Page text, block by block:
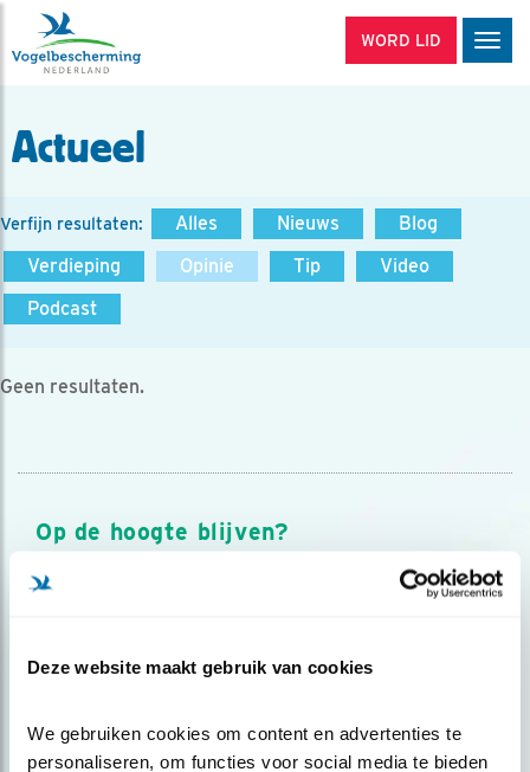
Deze website maakt gebruik van cookies
We gebruiken cookies om content en advertenties te
personaliseren, om functies voor social media te bieden
WORD LID
Actueel
Verfijn resultaten: Alles Nieuws
Blog
Verdieping
Opinie Tip
Video
Podcast
Geen resultaten.
Op de hoogte blijven?
Meld je aan en ontvang nieuws, inspiratie, acties en tips
over vogels en activiteiten van Vogelbescherming.